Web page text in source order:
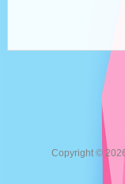
Copyright ©